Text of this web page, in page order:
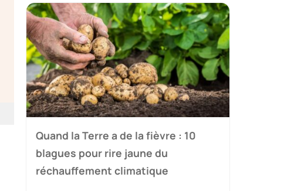
Quand la Terre a de la fièvre : 10
blagues pour rire jaune du
réchauffement climatique